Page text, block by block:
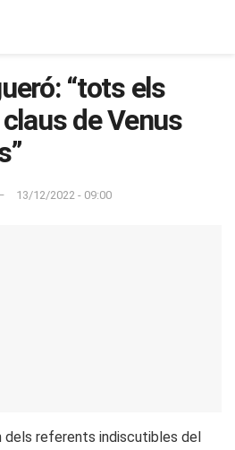
“tots els
de Venus
13/12/2022 - 09:00
dels referents indiscutibles del